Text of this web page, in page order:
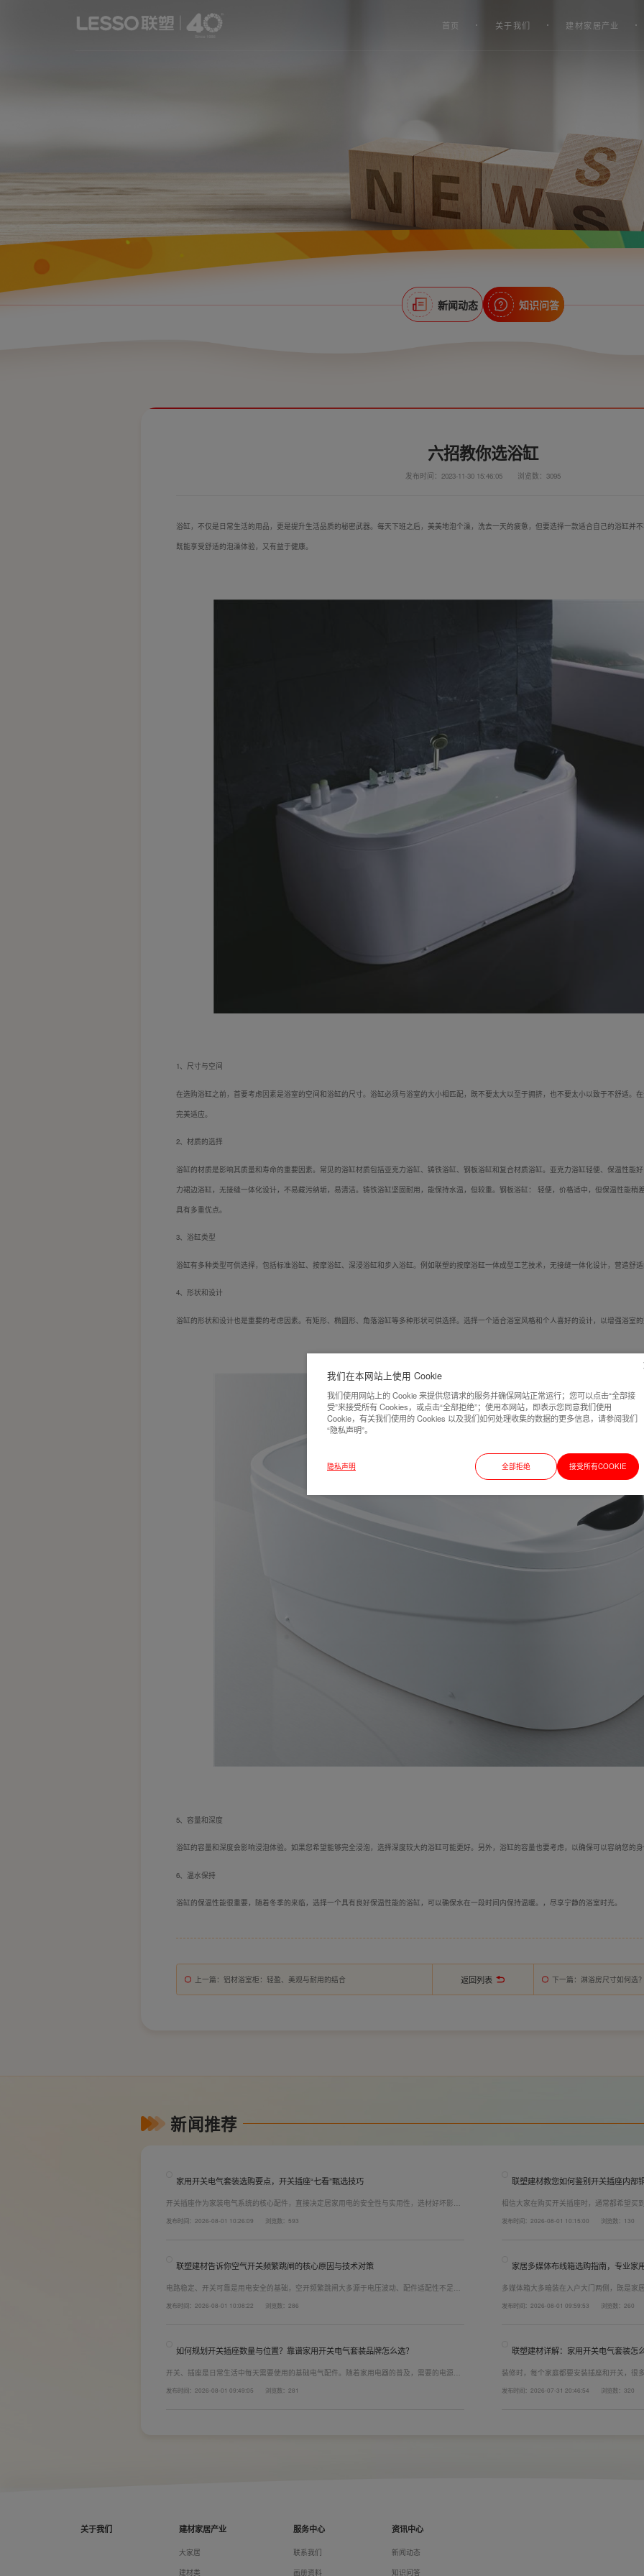
首页 关于我们 建材家居产业
新闻动态 知识问答
六招教你选浴缸
发布时间：2023-11-30 15:46:05 浏览数：3095
浴缸，不仅是日常生活的用品，更是提升生活品质的秘密武器。每天下班之后，美美地泡个澡，洗去一天的疲惫，但要选择一款适合自己的浴缸并
既能享受舒适的泡澡体验，又有益于健康。
1、尺寸与空间
在选购浴缸之前，首要考虑因素是浴室的空间和浴缸的尺寸。浴缸必须与浴室的大小相匹配，既不要太大以至于拥挤，也不要太小以致于不舒适。
完美适应。
2、材质的选择
浴缸的材质是影响其质量和寿命的重要因素。常见的浴缸材质包括亚克力浴缸、铸铁浴缸、钢板浴缸和复合材质浴缸。亚克力浴缸轻便、保温性能
力裙边浴缸，无接缝一体化设计，不易藏污纳垢，易清洁。铸铁浴缸坚固耐用，能保持水温，但较重。钢板浴缸： 轻便，价格适中，但保温性能稍
具有多重优点。
3、浴缸类型
浴缸有多种类型可供选择，包括标准浴缸、按摩浴缸、深浸浴缸和步入浴缸。例如联塑的按摩浴缸一体成型工艺技术，无接缝一体化设计，营造舒
4、形状和设计
浴缸的形状和设计也是重要的考虑因素。有矩形、椭圆形、角落浴缸等多种形状可供选择。选择一个适合浴室风格和个人喜好的设计，以增强浴室
5、容量和深度
浴缸的容量和深度会影响浸泡体验。如果您希望能够完全浸泡，选择深度较大的浴缸可能更好。另外，浴缸的容量也要考虑，以确保可以容纳您的
6、温水保持
浴缸的保温性能很重要，随着冬季的来临，选择一个具有良好保温性能的浴缸，可以确保水在一段时间内保持温暖。，尽享宁静的浴室时光。
上一篇 ：铝材浴室柜：轻盈、美观与耐用的结合 返回列表 下一篇 ：淋浴房尺寸如何选
新闻推荐
家用开关电气套装选购要点，开关插座“七看”甄选技巧
开关插座作为家装电气系统的核心配件，直接决定居家用电的安全性与实用性，选材好坏影响
键。联塑建材总结专业选购“七看”技巧，帮大家精准避坑，挑选安全耐用的开关插座产品。
发布时间：2026-08-01 10:26:09 浏览数：593
联塑建材教您如何鉴别开关插座内部
相信大家在购买开关插座时，通常都希望买
越好(因为铜片长度决定了插座距离的大小
发布时间：2026-08-01 10:15:00 浏览数：130
联塑建材告诉你空气开关频繁跳闸的核心原因与技术对策
电路稳定、开关可靠是用电安全的基础，空开频繁跳闸大多源于电压波动、配件适配性不足或
套装产品，结构设计科学、稳压防护性能优异，可有效应对电压瞬变、电网波动等场景，减少
发布时间：2026-08-01 10:08:22 浏览数：286
家居多媒体布线箱选购指南，专业家
多媒体箱大多暗装在入户大门两侧，既是家
式配齐全屋电气产品，选择综合实力过硬的
发布时间：2026-08-01 09:59:53 浏览数：260
如何规划开关插座数量与位置？靠谱家用开关电气套装品牌怎么选？
开关、插座是日常生活中每天需要使用的基础电气配件。随着家用电器的普及，需要的电源插
键。如果装修时开关、插座的数量设置不够，或者开关、插座的位置设置不合理，会给今后的
发布时间：2026-08-01 09:49:05 浏览数：281
联塑建材详解：家用开关电气套装怎
装修时，每个家庭都要安装插座和开关，很
久安全，必须做到选对产品+规范安装双重
发布时间：2026-07-31 20:46:54 浏览数：320
关于我们 建材家居产业
大家居
建材类
服务中心
联系我们
画册资料
资讯中心
新闻动态
知识问答
我们在本网站上使用 Cookie
我们使用网站上的 Cookie 来提供您请求的服务并确保网站正常运行；您可以点击“全部接
受”来接受所有 Cookies，或点击“全部拒绝”；使用本网站，即表示您同意我们使用
Cookie，有关我们使用的 Cookies 以及我们如何处理收集的数据的更多信息，请参阅我们
“隐私声明”。
隐私声明 全部拒绝 接受所有COOKIE